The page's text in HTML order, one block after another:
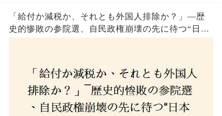
「給付か減税か、それとも外国人排除か？」―歴
史的惨敗の参院選、自民政権崩壊の先に待つ“日本